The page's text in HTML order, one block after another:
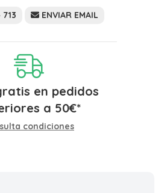
713 ENVIAR EMAIL
en pedidos
a 50€*
condiciones